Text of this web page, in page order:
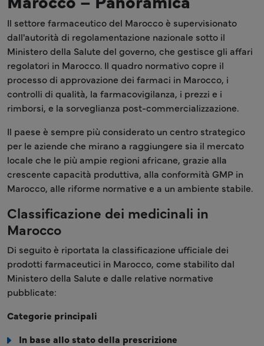
Il settore farmaceutico del Marocco è supervisionato
dall'autorità di regolamentazione nazionale sotto il
Ministero della Salute del governo, che gestisce gli affari
regolatori in Marocco. Il quadro normativo copre il
processo di approvazione dei farmaci in Marocco, i
controlli di qualità, la farmacovigilanza, i prezzi e i
rimborsi, e la sorveglianza post-commercializzazione.
Il paese è sempre più considerato un centro strategico
per le aziende che mirano a raggiungere sia il mercato
locale che le più ampie regioni africane, grazie alla
crescente capacità produttiva, alla conformità GMP in
Marocco, alle riforme normative e a un ambiente stabile.
Classificazione dei medicinali in
Marocco
Di seguito è riportata la classificazione ufficiale dei
prodotti farmaceutici in Marocco, come stabilito dal
Ministero della Salute e dalle relative normative
pubblicate:
Categorie principali
In base allo stato della prescrizione